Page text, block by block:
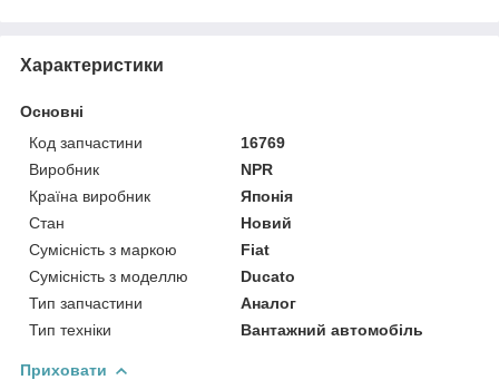
Характеристики
Основні
Код запчастини
16769
Виробник
NPR
Країна виробник
Японія
Стан
Новий
Сумісність з маркою
Fiat
Сумісність з моделлю
Ducato
Тип запчастини
Аналог
Тип техніки
Вантажний автомобіль
Приховати